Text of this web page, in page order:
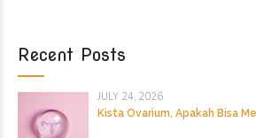
Recent Posts
JULY 24, 2026
Kista Ovarium, Apakah Bisa